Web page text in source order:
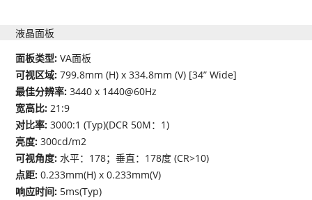
液晶面板
面板类型:VA面板
可视区域:799.8mm (H) x 334.8mm (V) [34” Wide]
最佳分辨率:3440 x 1440@60Hz
宽高比: 21:9
对比率:3000:1 (Typ)(DCR 50M：1)
亮度:300cd/m2
可视角度: 水平：178；垂直：178度 (CR>10)
点距:0.233mm(H) x 0.233mm(V)
响应时间: 5ms(Typ)